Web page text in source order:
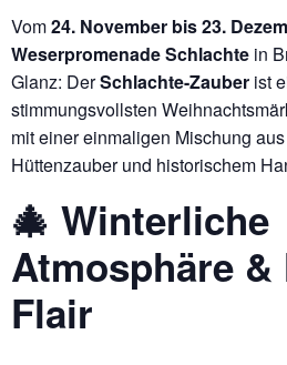
Vom24. November bis 23.
Weserpromenade Schlachte in
Glanz: DerSchlachte-Zauber ist
stimmungsvollsten
mit einer einmaligen Mischung
Hüttenzauber und historischem
🎄 Winterliche
Atmosphäre &
Flair